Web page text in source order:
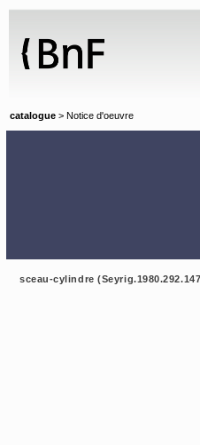
catalogue > Notice d'oeuvre
sceau-cylindre